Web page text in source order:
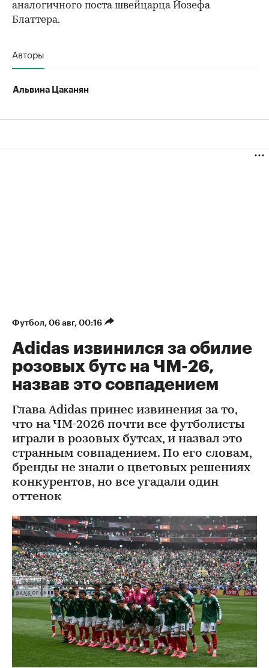
аналогичного поста швейцарца Йозефа
Блаттера.
Авторы
Альвина Цаканян
Футбол⁠, 06 авг, 00:16
Adidas извинился за обилие
розовых бутс на ЧМ-26,
назвав это совпадением
Глава Adidas принес извинения за то,
что на ЧМ-2026 почти все футболисты
играли в розовых бутсах, и назвал это
странным совпадением. По его словам,
бренды не знали о цветовых решениях
конкурентов, но все угадали один
оттенок